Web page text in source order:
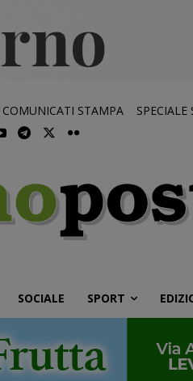
COMUNICATI STAMPA SPECIALE
SOCIALE SPORT